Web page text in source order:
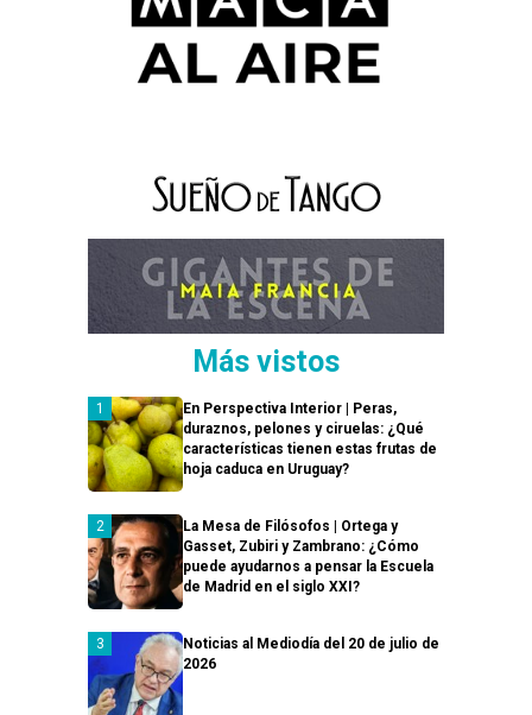
Más vistos
En Perspectiva Interior | Peras,
duraznos, pelones y ciruelas: ¿Qué
características tienen estas frutas de
hoja caduca en Uruguay?
La Mesa de Filósofos | Ortega y
Gasset, Zubiri y Zambrano: ¿Cómo
puede ayudarnos a pensar la Escuela
de Madrid en el siglo XXI?
Noticias al Mediodía del 20 de julio de
2026